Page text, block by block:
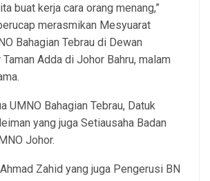
buat kerja cara orang menang,”
merasmikan Mesyuarat
Bahagian Tebrau di Dewan
Adda di Johor Bahru, malam
UMNO Bahagian Tebrau, Datuk
yang juga Setiausaha Badan
Johor.
Zahid yang juga Pengerusi BN